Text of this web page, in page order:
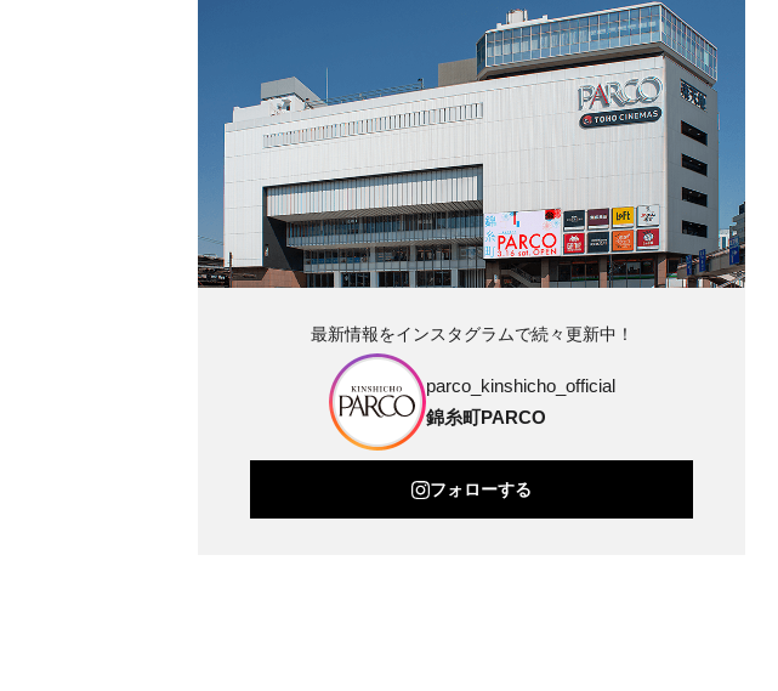
最新情報をインスタグラムで続々更新中！
parco_kinshicho_official
錦糸町PARCO
フォローする